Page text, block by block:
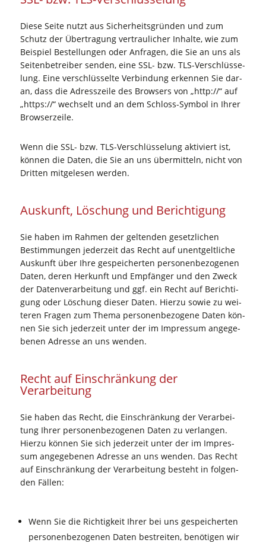
Die­se Sei­te nutzt aus Sicher­heits­grün­den und zum
Schutz der Über­tra­gung ver­trau­li­cher Inhal­te, wie zum
Bei­spiel Bestel­lun­gen oder Anfra­gen, die Sie an uns als
Sei­ten­be­trei­ber sen­den, eine SSL- bzw. TLS-Ver­schlüs­se­
lung. Eine ver­schlüs­sel­te Ver­bin­dung erken­nen Sie dar­
an, dass die Adress­zei­le des Brow­sers von „http://“ auf
„https://“ wech­selt und an dem Schloss-Sym­bol in Ihrer
Browserzeile.
Wenn die SSL- bzw. TLS-Ver­schlüs­se­lung akti­viert ist,
kön­nen die Daten, die Sie an uns über­mit­teln, nicht von
Drit­ten mit­ge­le­sen werden.
Aus­kunft, Löschung und Berichtigung
Sie haben im Rah­men der gel­ten­den gesetz­li­chen
Bestim­mun­gen jeder­zeit das Recht auf unent­gelt­li­che
Aus­kunft über Ihre gespei­cher­ten per­so­nen­be­zo­ge­nen
Daten, deren Her­kunft und Emp­fän­ger und den Zweck
der Daten­ver­ar­bei­tung und ggf. ein Recht auf Berich­ti­
gung oder Löschung die­ser Daten. Hier­zu sowie zu wei­
te­ren Fra­gen zum The­ma per­so­nen­be­zo­ge­ne Daten kön­
nen Sie sich jeder­zeit unter der im Impres­sum ange­ge­
be­nen Adres­se an uns wenden.
Recht auf Ein­schrän­kung der
Verarbeitung
Sie haben das Recht, die Ein­schrän­kung der Ver­ar­bei­
tung Ihrer per­so­nen­be­zo­ge­nen Daten zu ver­lan­gen.
Hier­zu kön­nen Sie sich jeder­zeit unter der im Impres­
sum ange­ge­be­nen Adres­se an uns wen­den. Das Recht
auf Ein­schrän­kung der Ver­ar­bei­tung besteht in fol­gen­
den Fällen:
Wenn Sie die Rich­tig­keit Ihrer bei uns gespei­cher­ten
per­so­nen­be­zo­ge­nen Daten bestrei­ten, benö­ti­gen wir